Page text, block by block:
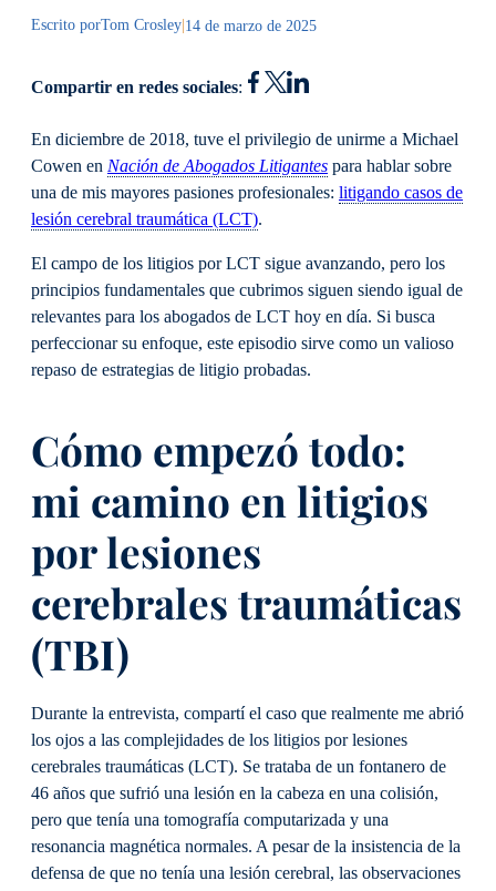
Escrito porTom Crosley|14 de marzo de 2025
Compartir en redes sociales:
En diciembre de 2018, tuve el privilegio de unirme a Michael
Cowen en Nación de Abogados Litigantes para hablar sobre
una de mis mayores pasiones profesionales: litigando casos de
lesión cerebral traumática (LCT).
El campo de los litigios por LCT sigue avanzando, pero los
principios fundamentales que cubrimos siguen siendo igual de
relevantes para los abogados de LCT hoy en día. Si busca
perfeccionar su enfoque, este episodio sirve como un valioso
repaso de estrategias de litigio probadas.
Cómo empezó todo:
mi camino en litigios
por lesiones
cerebrales traumáticas
(TBI)
Durante la entrevista, compartí el caso que realmente me abrió
los ojos a las complejidades de los litigios por lesiones
cerebrales traumáticas (LCT). Se trataba de un fontanero de
46 años que sufrió una lesión en la cabeza en una colisión,
pero que tenía una tomografía computarizada y una
resonancia magnética normales. A pesar de la insistencia de la
defensa de que no tenía una lesión cerebral, las observaciones